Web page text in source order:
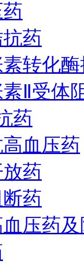
药
转化
Ⅱ受体
药
血压药
药
药
压药